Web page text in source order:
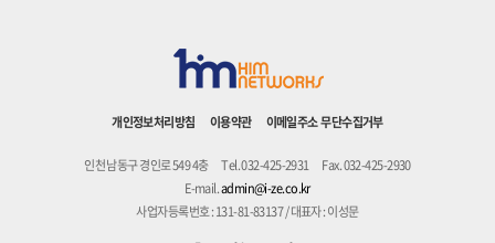
개인정보처리방침 이용약관 이메일주소 무단수집거부
인천 남동구 경인로 549 4충 Tel. 032-425-2931
Fax. 032-425-2930
E-mail.admin@i-ze.co.kr
사업자등록번호 : 131-81-83137 / 대표자 : 이성문